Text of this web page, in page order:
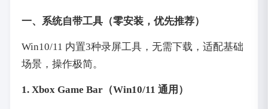
一、系统自带工具（零安装，优先推荐）
Win10/11 内置3种录屏工具，无需下载，适配基础
场景，操作极简。
1. Xbox Game Bar（Win10/11 通用）